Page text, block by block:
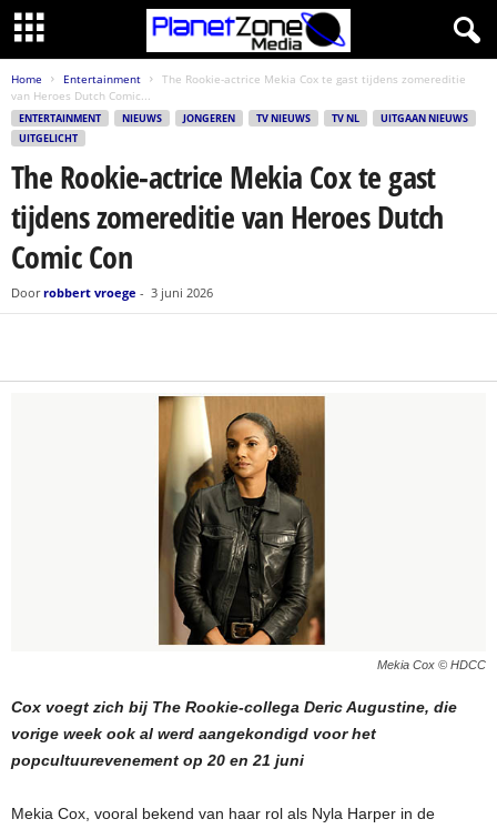
Home Entertainment
The Rookie-actrice Mekia Cox te gast tijdens zomereditie
van Heroes Dutch Comic...
ENTERTAINMENT NIEUWS JONGEREN TV NIEUWS TV NL
UITGAAN NIEUWS
UITGELICHT
The Rookie-actrice Mekia Cox te gast
tijdens zomereditie van Heroes Dutch
Comic Con
Door robbert vroege - 3 juni 2026
Mekia Cox © HDCC
Cox voegt zich bij The Rookie-collega Deric Augustine, die
vorige week ook al werd aangekondigd voor het
popcultuurevenement op 20 en 21 juni
Mekia Cox, vooral bekend van haar rol als Nyla Harper in de